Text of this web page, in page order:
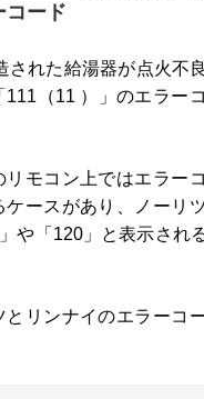
コード
された給湯器が点火不
111（11 ）」のエラー
リモコン上ではエラー
ケースがあり、ノーリ
や「120」と表示され
とリンナイのエラーコ